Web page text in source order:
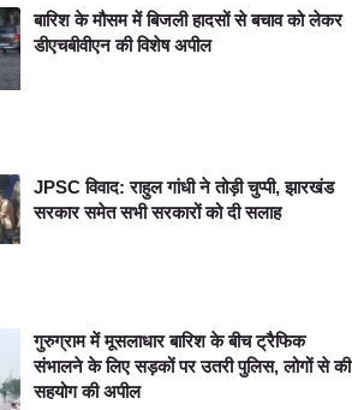
बारिश के मौसम में बिजली हादसों से बचाव को लेकर
डीएचबीवीएन की विशेष अपील
JPSC विवाद: राहुल गांधी ने तोड़ी चुप्पी, झारखंड
सरकार समेत सभी सरकारों को दी सलाह
गुरुग्राम में मूसलाधार बारिश के बीच ट्रैफिक
संभालने के लिए सड़कों पर उतरी पुलिस, लोगों से की
सहयोग की अपील